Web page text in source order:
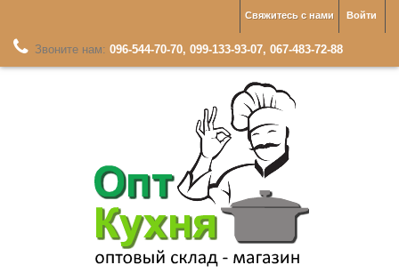
Войти
Свяжитесь с нами
Звоните нам: 096-544-70-70, 099-133-93-07, 067-483-72-88